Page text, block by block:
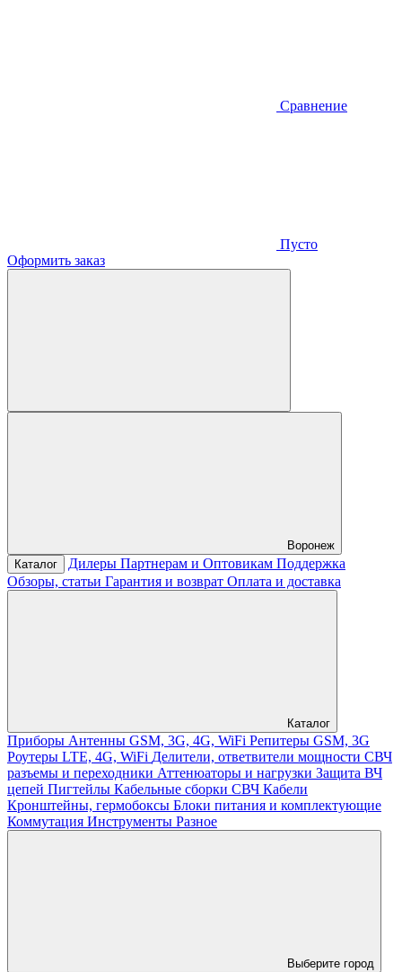
Сравнение
Пусто
Оформить заказ
Воронеж
Каталог
Дилеры Партнерам и Оптовикам Поддержка
Обзоры, статьи Гарантия и возврат Оплата и доставка
Каталог
Приборы Антенны GSM, 3G, 4G, WiFi Репитеры GSM, 3G
Роутеры LTE, 4G, WiFi Делители, ответвители мощности СВЧ
разъемы и переходники Аттенюаторы и нагрузки Защита ВЧ
цепей Пигтейлы Кабельные сборки СВЧ Кабели
Кронштейны, гермобоксы Блоки питания и комплектующие
Коммутация Инструменты Разное
Выберите город